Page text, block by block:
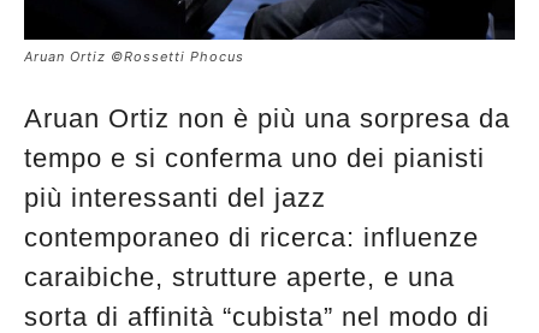
Aruan Ortiz ©Rossetti Phocus
Aruan Ortiz non è più una sorpresa da
tempo e si conferma uno dei pianisti
più interessanti del jazz
contemporaneo di ricerca: influenze
caraibiche, strutture aperte, e una
sorta di affinità “cubista” nel modo di